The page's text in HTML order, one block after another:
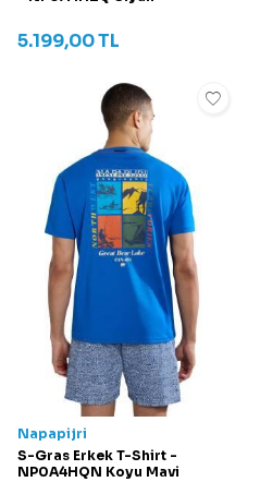
5.199,00TL
Napapijri
S-Gras Erkek T-Shirt -
NP0A4HQN Koyu Mavi